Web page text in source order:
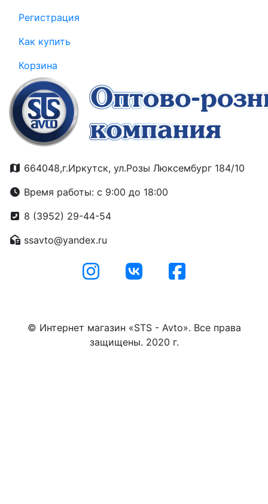
Регистрация
Как купить
Корзина
664048,г.Иркутск, ул.Розы Люксембург 184/10
Время работы: с 9:00 до 18:00
8 (3952) 29-44-54
ssavto@yandex.ru
© Интернет магазин «STS - Avto». Все права
защищены. 2020 г.